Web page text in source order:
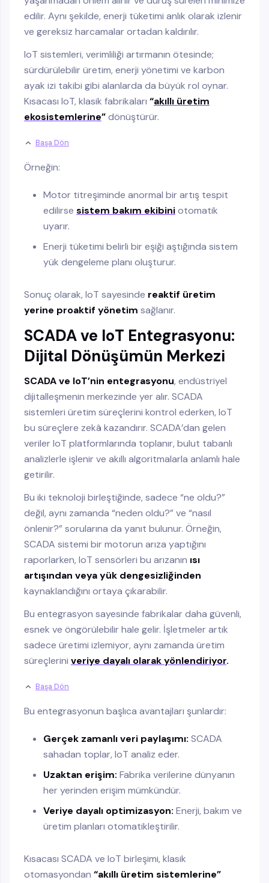
edilir. Aynı şekilde, enerji tüketimi anlık olarak izlenir
ve gereksiz harcamalar ortadan kaldırılır.
IoT sistemleri, verimliliği artırmanın ötesinde;
sürdürülebilir üretim, enerji yönetimi ve karbon
ayak izi takibi gibi alanlarda da büyük rol oynar.
Kısacası IoT, klasik fabrikaları “akıllı üretim
ekosistemlerine”dönüştürür.
Başa Dön
Örneğin:
Motor titreşiminde anormal bir artış tespit
edilirse sistem bakım ekibiniotomatik
uyarır.
Enerji tüketimi belirli bir eşiği aştığında sistem
yük dengeleme planı oluşturur.
Sonuç olarak, IoT sayesinde reaktif üretim
yerine proaktif yönetim sağlanır.
SCADA ve IoT Entegrasyonu:
Dijital Dönüşümün Merkezi
SCADA ve IoT’nin entegrasyonu, endüstriyel
dijitalleşmenin merkezinde yer alır. SCADA
sistemleri üretim süreçlerini kontrol ederken, IoT
bu süreçlere zekâ kazandırır. SCADA’dan gelen
veriler IoT platformlarında toplanır, bulut tabanlı
analizlerle işlenir ve akıllı algoritmalarla anlamlı hale
getirilir.
Bu iki teknoloji birleştiğinde, sadece “ne oldu?”
değil, aynı zamanda “neden oldu?” ve “nasıl
önlenir?” sorularına da yanıt bulunur. Örneğin,
SCADA sistemi bir motorun arıza yaptığını
raporlarken, IoT sensörleri bu arızanın ısı
artışından veya yük dengesizliğinden
kaynaklandığını ortaya çıkarabilir.
Bu entegrasyon sayesinde fabrikalar daha güvenli,
esnek ve öngörülebilir hale gelir. İşletmeler artık
sadece üretimi izlemiyor, aynı zamanda üretim
süreçlerini veriye dayalı olarak yönlendiriyor.
Başa Dön
Bu entegrasyonun başlıca avantajları şunlardır:
Gerçek zamanlı veri paylaşımı: SCADA
sahadan toplar, IoT analiz eder.
Uzaktan erişim: Fabrika verilerine dünyanın
her yerinden erişim mümkündür.
Veriye dayalı optimizasyon: Enerji, bakım ve
üretim planları otomatikleştirilir.
Kısacası SCADA ve IoT birleşimi, klasik
otomasyondan “akıllı üretim sistemlerine”